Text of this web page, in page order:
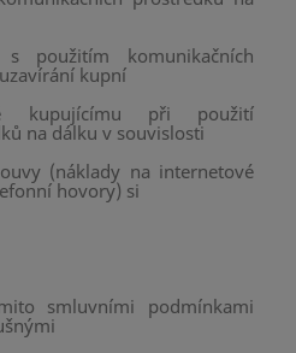
použitím komunikačních
kupní
kupujícímu při použití
na dálku v souvislosti
(náklady na internetové
hovory) si
smluvními podmínkami